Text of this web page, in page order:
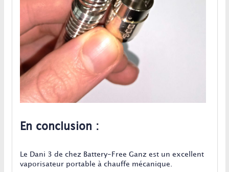
En conclusion :
Le Dani 3 de chez Battery-Free Ganz est un excellent
vaporisateur portable à chauffe mécanique.